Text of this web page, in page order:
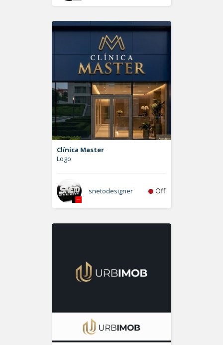
Clínica Master
Logo
snetodesigner Off